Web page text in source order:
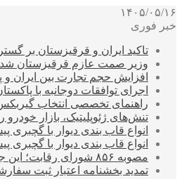
۱۴۰۵/۰۵/۱۶
خبر فوری
تاکید ایران و قرقیزستان بر
وزیر صمت عازم قرقیزستان شد
افزایش حجم تجارت بین ایران و پاکستان به
اجرای توافقات دوجانبه با
راهنمای تخصصی انتخاب
تنش‌های ژئوپلیتیک، بازار
انواع قاب بندی دیوار با
انواع قاب بندی دیوار با
مصوبه ۸۵۶ شورای رقابت؛ این جاده یک‌طرفه است
تمدید بخشنامه اعتبار ثبت سفارشات